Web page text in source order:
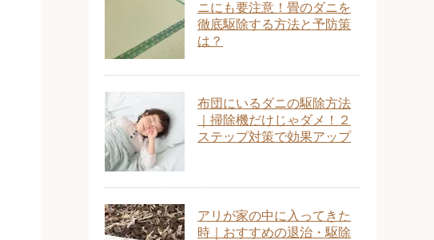
ニにも要注意！畳のダニを
徹底駆除する方法と予防策
は？
布団にいるダニの駆除方法
｜掃除機だけじゃダメ！２
ステップ対策で効果アップ
アリが家の中に入ってきた
時｜おすすめの退治・駆除